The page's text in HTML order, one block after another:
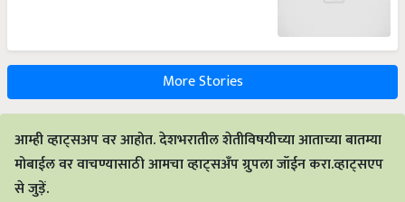
More Stories
आम्ही व्हाट्सअप वर आहोत. देशभरातील शेतीविषयीच्या आताच्या बातम्या
मोबाईल वर वाचण्यासाठी आमचा व्हाट्सअँप ग्रुपला जॉईन करा.व्हाट्सएप
से जुड़ें.